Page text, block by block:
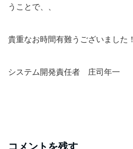
うことで、、
貴重なお時間有難うございました！
システム開発責任者 庄司年一